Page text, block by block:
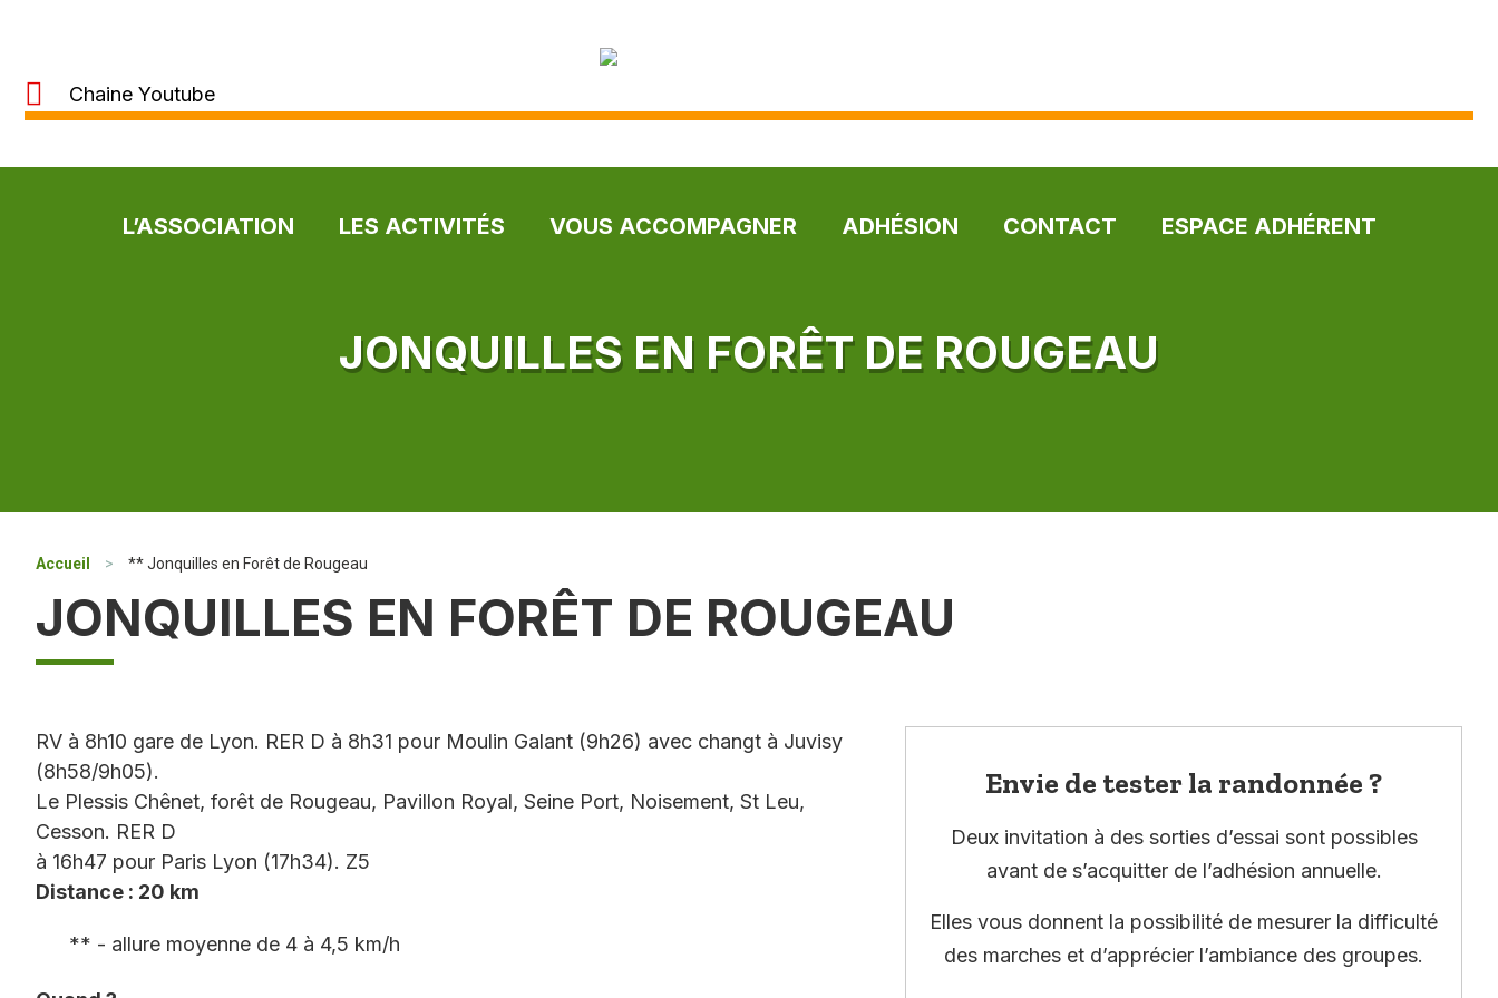
Chaine Youtube
L’ASSOCIATION LES ACTIVITÉS VOUS ACCOMPAGNER ADHÉSION CONTACT ESPACE ADHÉRENT
JONQUILLES EN FORÊT DE ROUGEAU
Accueil > ** Jonquilles en Forêt de Rougeau
JONQUILLES EN FORÊT DE ROUGEAU
RV à 8h10 gare de Lyon. RER D à 8h31 pour Moulin Galant (9h26) avec changt à Juvisy
(8h58/9h05).
Le Plessis Chênet, forêt de Rougeau, Pavillon Royal, Seine Port, Noisement, St Leu,
Cesson. RER D
à 16h47 pour Paris Lyon (17h34). Z5
Distance : 20 km
** - allure moyenne de 4 à 4,5 km/h
Envie de tester la randonnée ?
Deux invitation à des sorties d’essai sont possibles
avant de s’acquitter de l’adhésion annuelle.
Elles vous donnent la possibilité de mesurer la difficulté
des marches et d’apprécier l’ambiance des groupes.